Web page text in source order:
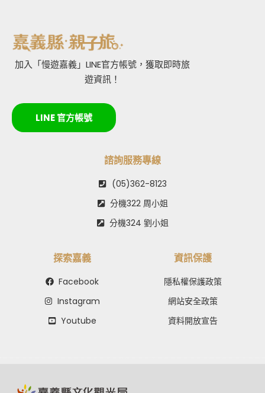
加入「慢遊嘉義」LINE官方帳號，獲取即時旅
遊資訊！
LINE 官方帳號
諮詢服務專線
(05)362-8123
分機322 周小姐
分機324 劉小姐
探索嘉義
Facebook
Instagram
Youtube
資訊保護
隱私權保護政策
網站安全政策
資料開放宣告